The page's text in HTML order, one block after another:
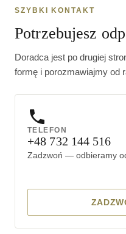
SZYBKI KONTAKT
Potrzebujesz
Doradca jest po drugiej
formę i porozmawiajmy od
TELEFON
+48 732 144 516
Zadzwoń — odbieramy